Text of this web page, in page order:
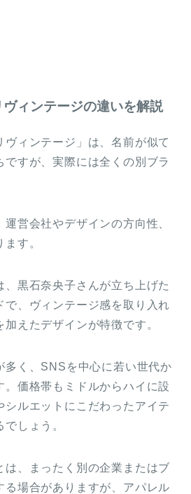
ィンテージの違いを解説
ヴィンテージ」は、名前が似て
ですが、実際には全くの別ブラ
営会社やデザインの方向性、
す。
、黒石奈央子さんが立ち上げた
で、ヴィンテージ感を取り入れ
えたデザインが特徴です。
多く、SNSを中心に若い世代か
。価格帯もミドルからハイに設
シルエットにこだわったアイテ
しょう。
は、まったく別の企業またはブ
る場合がありますが、アパレル